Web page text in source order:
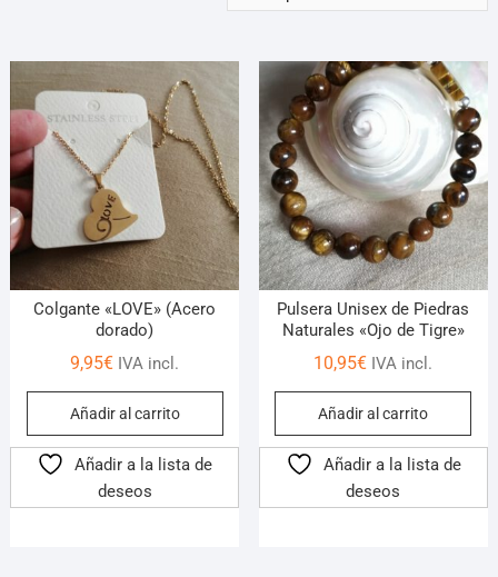
Colgante «LOVE» (Acero
dorado)
9,95€ IVA incl.
Añadir al carrito
Añadir a la lista de
deseos
Pulsera Unisex de Piedras
Naturales «Ojo de Tigre»
10,95€ IVA incl.
Añadir al carrito
Añadir a la lista de
deseos